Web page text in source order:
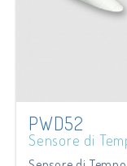
PWD52
Sensore di